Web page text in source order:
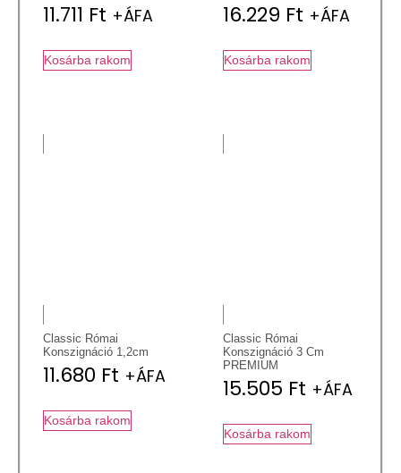
11.711 Ft +ÁFA
Kosárba rakom
16.229 Ft +ÁFA
Kosárba rakom
Classic Római
Konszignáció 1,2cm
11.680 Ft +ÁFA
Kosárba rakom
Classic Római
Konszignáció 3 Cm
PREMIUM
15.505 Ft +ÁFA
Kosárba rakom